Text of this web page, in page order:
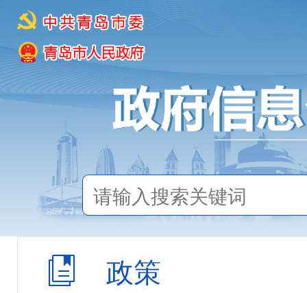
政策
2001年增刊第1期
2001年增刊第2期
2001年第1期
2001年第2期
2001年第3期
2001年第4期
2001年第5期
规范性文件